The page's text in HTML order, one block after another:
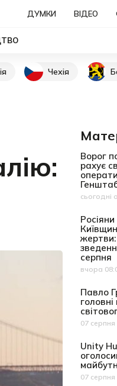
ДУМКИ ВІДЕО
Чехія
Ворог
рахує
Дата
сьогодні
серпня
Дата
вчора
Павло
Дата
07 серпня
Unity
Дата
07 серпня